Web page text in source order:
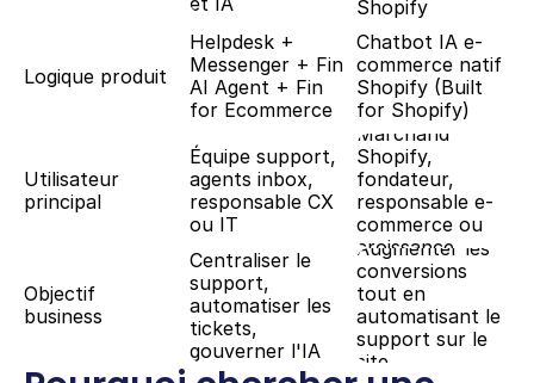
Shopify
Logique produit
Helpdesk +
Messenger + Fin
AI Agent + Fin
for Ecommerce
Chatbot IA e-
commerce natif
Shopify (Built
for Shopify)
Utilisateur
principal
Équipe support,
agents inbox,
responsable CX
ou IT
Marchand
Shopify,
fondateur,
responsable e-
commerce ou
croissance
Objectif
business
Centraliser le
support,
automatiser les
tickets,
gouverner l'IA
Augmenter les
conversions
tout en
automatisant le
support sur le
site